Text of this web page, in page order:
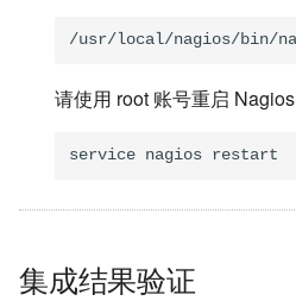
请使用 root 账号重启 Nagios
集成结果验证